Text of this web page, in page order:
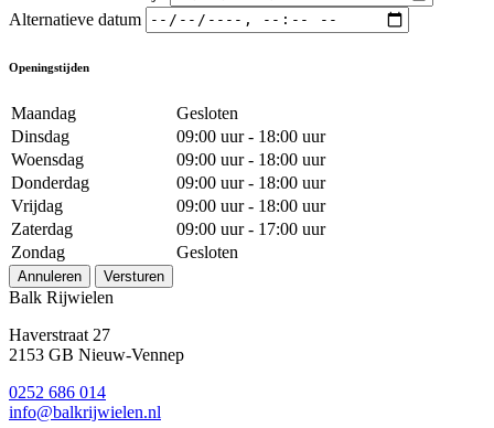
Alternatieve datum
Openingstijden
Maandag
Gesloten
Dinsdag
09:00 uur - 18:00 uur
Woensdag
09:00 uur - 18:00 uur
Donderdag
09:00 uur - 18:00 uur
Vrijdag
09:00 uur - 18:00 uur
Zaterdag
09:00 uur - 17:00 uur
Zondag
Gesloten
Annuleren Versturen
Balk Rijwielen
Haverstraat 27
2153 GB Nieuw-Vennep
0252 686 014
info@balkrijwielen.nl